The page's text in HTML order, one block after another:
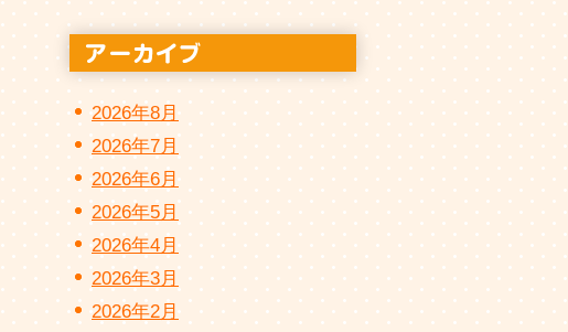
2026年8月
2026年7月
2026年6月
2026年5月
2026年4月
2026年3月
2026年2月